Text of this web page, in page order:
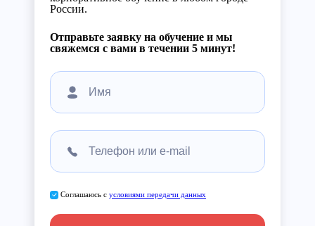
России.
Отправьте заявку на обучение и мы
свяжемся с вами в течении 5 минут!
Соглашаюсь с условиями передачи данных